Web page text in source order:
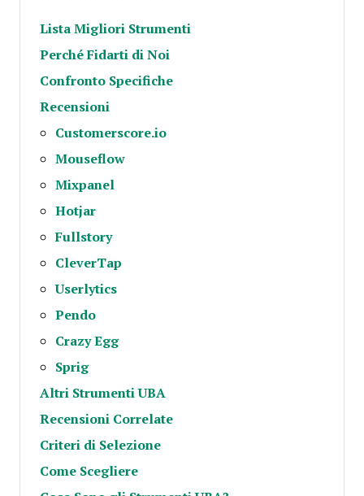
Lista Migliori Strumenti
Perché Fidarti di Noi
Confronto Specifiche
Recensioni
Customerscore.io
Mouseflow
Mixpanel
Hotjar
Fullstory
CleverTap
Userlytics
Pendo
Crazy Egg
Sprig
Altri Strumenti UBA
Recensioni Correlate
Criteri di Selezione
Come Scegliere